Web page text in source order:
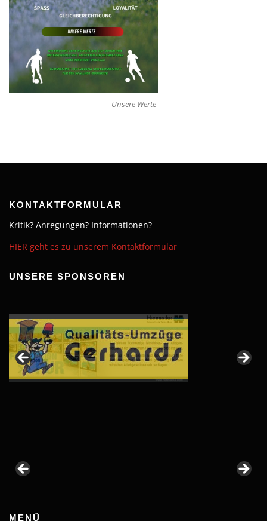
Unsere Werte
KONTAKTFORMULAR
Kritik? Anregungen? Informationen?
HIER geht es zu unserem Kontaktformular
UNSERE SPONSOREN
MENÜ